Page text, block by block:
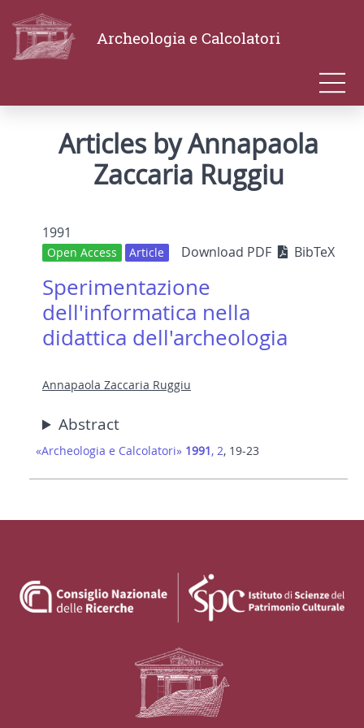
Archeologia e Calcolatori
Articles by Annapaola
Zaccaria Ruggiu
1991
Open Access Article Download PDF BibTeX
Sperimentazione
dell'informatica nella
didattica dell'archeologia
Annapaola Zaccaria Ruggiu
Abstract
«Archeologia e Calcolatori» 1991, 2, 19-23